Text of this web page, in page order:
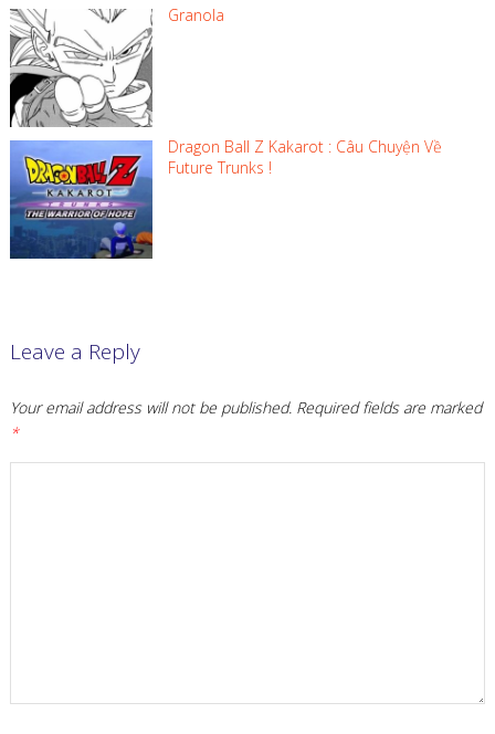
Granola
Dragon Ball Z Kakarot : Câu Chuyện Về
Future Trunks !
Leave a Reply
Your email address will not be published. Required fields are marked
*